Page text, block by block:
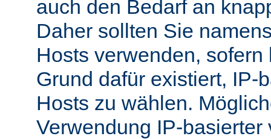
auch den Bedarf an
Daher sollten Sie
Hosts verwenden,
Grund dafür existiert, IP-
Hosts zu wählen.
Verwendung IP-